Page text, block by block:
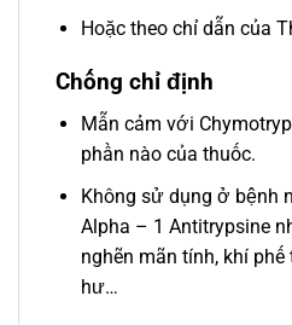
Hoặc theo chỉ dẫn của
Chống chỉ định
Mẫn cảm với
phần nào của thuốc.
Không sử dụng ở bệnh
Alpha – 1 Antitrypsine
nghẽn mãn tính, khí
hư…